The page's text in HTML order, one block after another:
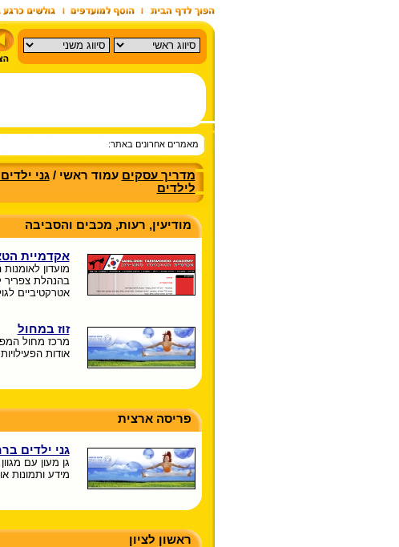
מאמרים אחרונים באתר:
מדריך עסקים עמוד ראשי /גני
לילדים
מודיעין, רעות, מכבים והסביבה
אקדמיית
מועדון
בהנהלת צפריר
אטרקטיביים
זוז במחול
מרכז מחול
אודות
פריסה ארצית
גני ילדים
גן מעון עם
מידע ותמונות
ראשון לציון